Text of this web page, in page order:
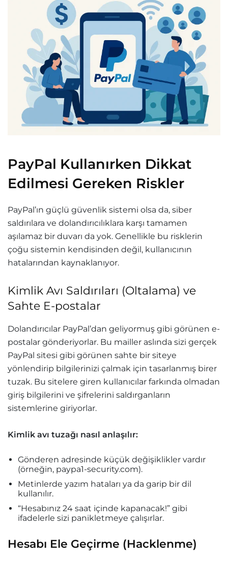
PayPal Kullanırken Dikkat
Edilmesi Gereken Riskler
PayPal’ın güçlü güvenlik sistemi olsa da, siber
saldırılara ve dolandırıcılıklara karşı tamamen
aşılamaz bir duvarı da yok. Genellikle bu risklerin
çoğu sistemin kendisinden değil, kullanıcının
hatalarından kaynaklanıyor.
Kimlik Avı Saldırıları (Oltalama) ve
Sahte E-postalar
Dolandırıcılar PayPal’dan geliyormuş gibi görünen e-
postalar gönderiyorlar. Bu mailler aslında sizi gerçek
PayPal sitesi gibi görünen sahte bir siteye
yönlendirip bilgilerinizi çalmak için tasarlanmış birer
tuzak. Bu sitelere giren kullanıcılar farkında olmadan
giriş bilgilerini ve şifrelerini saldırganların
sistemlerine giriyorlar.
Kimlik avı tuzağı nasıl anlaşılır:
Gönderen adresinde küçük değişiklikler vardır
(örneğin, paypa1-security.com).
Metinlerde yazım hataları ya da garip bir dil
kullanılır.
“Hesabınız 24 saat içinde kapanacak!” gibi
ifadelerle sizi panikletmeye çalışırlar.
Hesabı Ele Geçirme (Hacklenme)